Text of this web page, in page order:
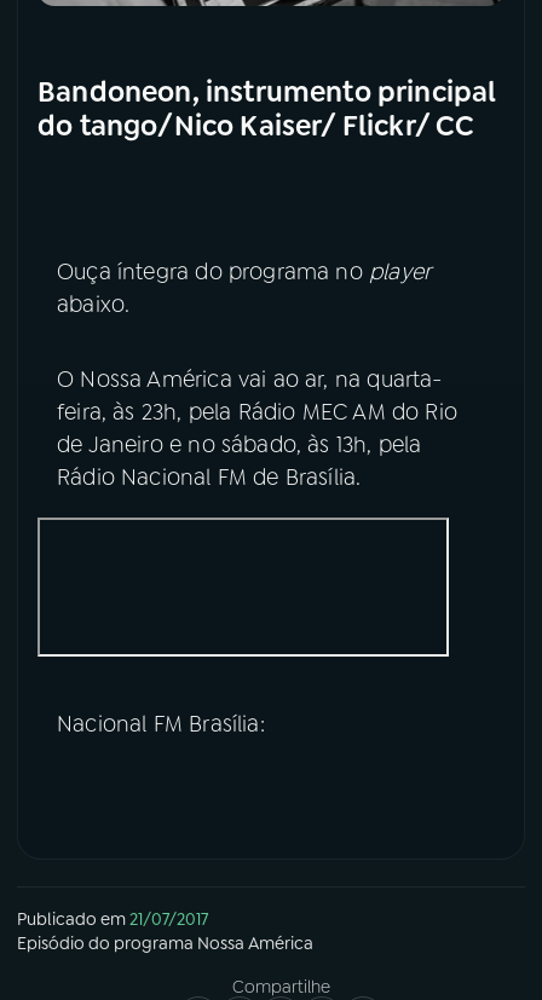
Bandoneon, instrumento principal
do tango/Nico Kaiser/ Flickr/ CC
Ouça íntegra do programa no player
abaixo.
O Nossa América vai ao ar, na quarta-
feira, às 23h, pela Rádio MEC AM do Rio
de Janeiro e no sábado, às 13h, pela
Rádio Nacional FM de Brasília.
Nacional FM Brasília:
Publicado em21/07/2017
Episódio do programa Nossa América
Compartilhe